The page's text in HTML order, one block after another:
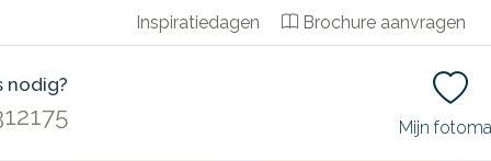
Inspiratiedagen Brochure aanvragen
nodig?
Mijn